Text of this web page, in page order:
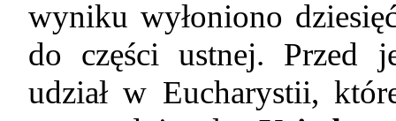
wyniku wyłoniono
do części ustnej. Przed
udział w Eucharystii,